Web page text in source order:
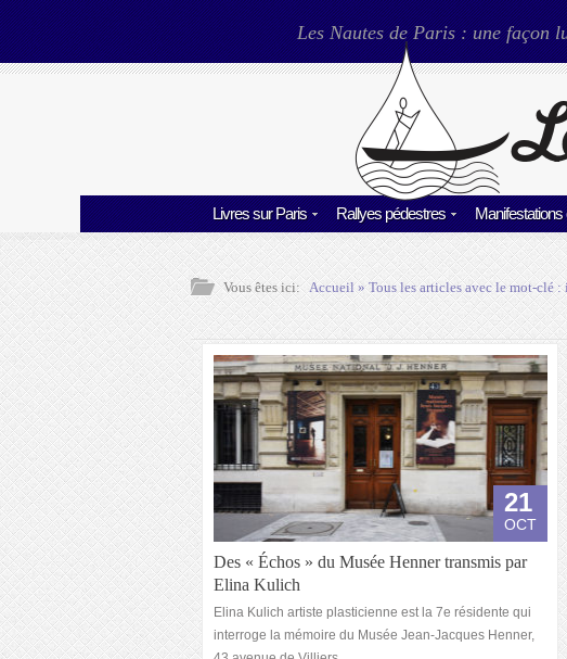
Les Nautes de Paris : une façon
Livres sur Paris Rallyes pédestres Manifestations
Vous êtes ici: Accueil» Tous les articles avec le mot-clé :
21
OCT
Des « Échos » du Musée Henner transmis par
Elina Kulich
Elina Kulich artiste plasticienne est la 7e résidente qui
interroge la mémoire du Musée Jean-Jacques Henner,